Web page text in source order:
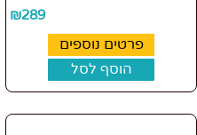
₪289
פרטים נוספים
הוסף לסל